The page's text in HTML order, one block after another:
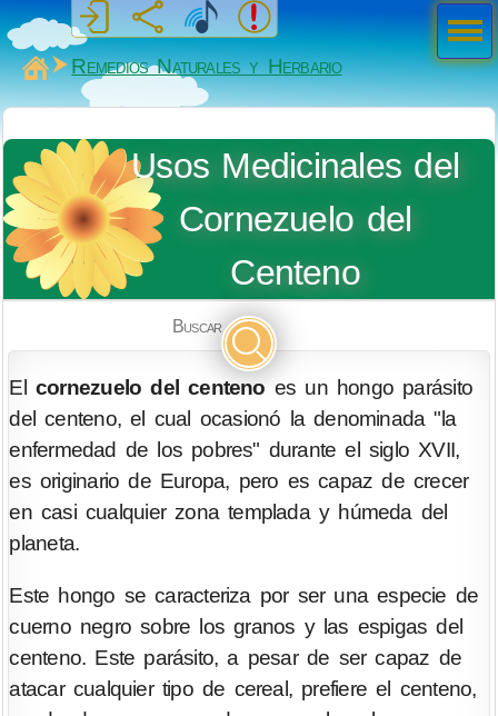
MiSabueso
Remedios Naturales y Herbario
Usos Medicinales del
Cornezuelo del
Centeno
Buscar
El cornezuelo del centeno es un hongo parásito
del centeno, el cual ocasionó la denominada "la
enfermedad de los pobres" durante el siglo XVII,
es originario de Europa, pero es capaz de crecer
en casi cualquier zona templada y húmeda del
planeta.
Este hongo se caracteriza por ser una especie de
cuerno negro sobre los granos y las espigas del
centeno. Este parásito, a pesar de ser capaz de
atacar cualquier tipo de cereal, prefiere el centeno,
Men
ú